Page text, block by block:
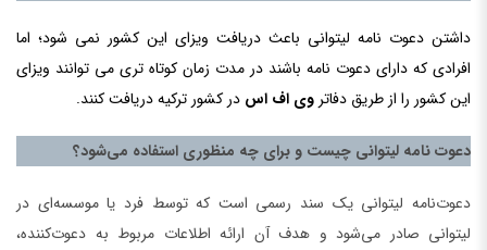
داشتن دعوت نامه لیتوانی باعث دریافت ویزای این کشور نمی شود؛ اما
افرادی که دارای دعوت نامه باشند در مدت زمان کوتاه تری می توانند ویزای
این کشور را از طریق دفاتر وی اف اس در کشور ترکیه دریافت کنند.
دعوت نامه لیتوانی چیست و برای چه منظوری استفاده می‌شود؟
دعوت‌نامه لیتوانی یک سند رسمی است که توسط فرد یا موسسه‌ای در
لیتوانی صادر می‌شود و هدف آن ارائه اطلاعات مربوط به دعوت‌کننده،